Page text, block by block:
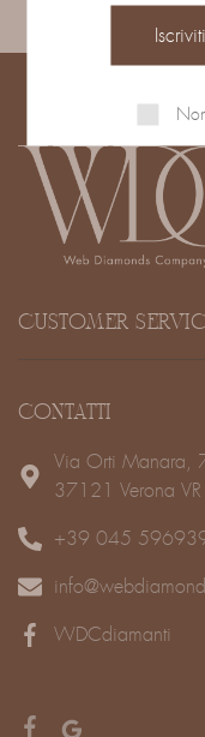
CUSTOMER
CONTATTI
Via Orti Manara,
37121 Verona VR
+39 045
WDCdiamanti